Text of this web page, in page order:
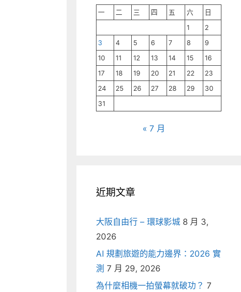
一 二 三 四 五 六
日
1
2
3
4 5 6 7 8
9
10
11 12 13 14 15
16
17
18 19 20 21 22
23
24
25 26 27 28 29
30
31
« 7 月
近期文章
大阪自由行 – 環球影城 8 月 3,
2026
AI 規劃旅遊的能力邊界：2026 實
測 7 月 29, 2026
為什麼相機一拍螢幕就破功？ 7